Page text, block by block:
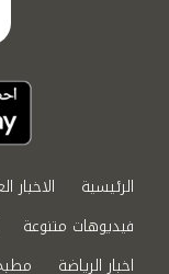
الرئيسية الاخبار
فيديوهات متنوعة
اخبار الرياضة